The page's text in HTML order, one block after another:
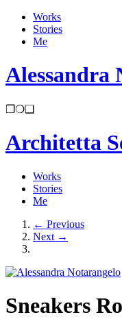
Works
Stories
Me
Alessandra
❒❍❑
Architetta
Works
Stories
Me
← Previous
Next →
Sneakers